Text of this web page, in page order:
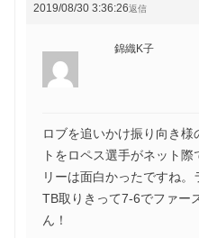
2019/08/30 3:36:26返信
錦織K子
ロブを追いかけ振り向き
トをロペス選手がネット
リーは面白かったですね
TB取りきって7-6でファー
ん！